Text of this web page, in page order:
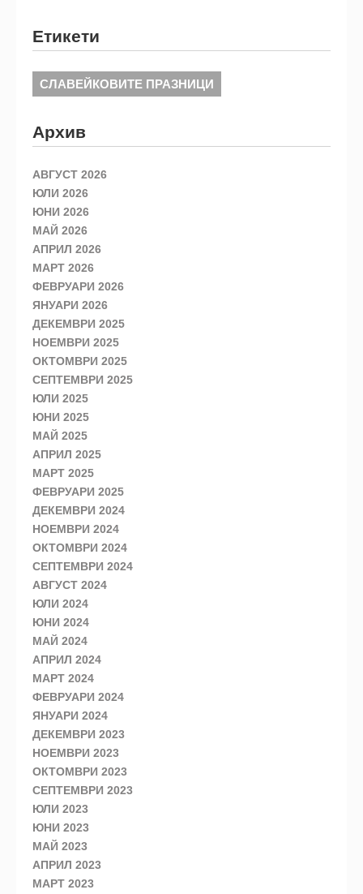
Етикети
СЛАВЕЙКОВИТЕ ПРАЗНИЦИ
Архив
АВГУСТ 2026
ЮЛИ 2026
ЮНИ 2026
МАЙ 2026
АПРИЛ 2026
МАРТ 2026
ФЕВРУАРИ 2026
ЯНУАРИ 2026
ДЕКЕМВРИ 2025
НОЕМВРИ 2025
ОКТОМВРИ 2025
СЕПТЕМВРИ 2025
ЮЛИ 2025
ЮНИ 2025
МАЙ 2025
АПРИЛ 2025
МАРТ 2025
ФЕВРУАРИ 2025
ДЕКЕМВРИ 2024
НОЕМВРИ 2024
ОКТОМВРИ 2024
СЕПТЕМВРИ 2024
АВГУСТ 2024
ЮЛИ 2024
ЮНИ 2024
МАЙ 2024
АПРИЛ 2024
МАРТ 2024
ФЕВРУАРИ 2024
ЯНУАРИ 2024
ДЕКЕМВРИ 2023
НОЕМВРИ 2023
ОКТОМВРИ 2023
СЕПТЕМВРИ 2023
ЮЛИ 2023
ЮНИ 2023
МАЙ 2023
АПРИЛ 2023
МАРТ 2023